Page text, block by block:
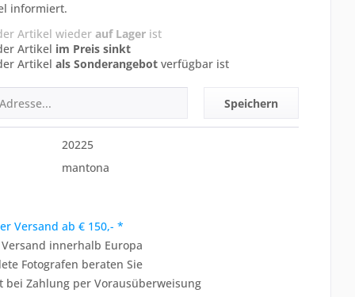
informiert.
Artikel wieder auf Lagerist
Artikel im Preis sinkt
Artikel als Sonderangebotverfügbar ist
Speichern
20225
mantona
Versand ab € 150,- *
innerhalb Europa
Fotografen beraten Sie
bei Zahlung per Vorausüberweisung